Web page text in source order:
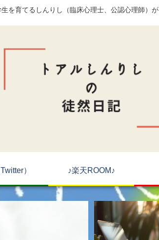
を育てるしんりし（臨床心理士、公認心理師）
） ♪楽天ROOM♪